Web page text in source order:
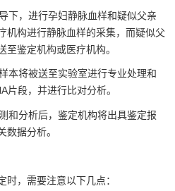
下，进行孕妇静脉血样和疑似父亲
机构进行静脉血样的采集，而疑似父
至鉴定机构或医疗机构。
本将被送至实验室进行专业处理和
片段，并进行比对分析。
和分析后，鉴定机构将出具鉴定报
数据分析。
，需要注意以下几点：